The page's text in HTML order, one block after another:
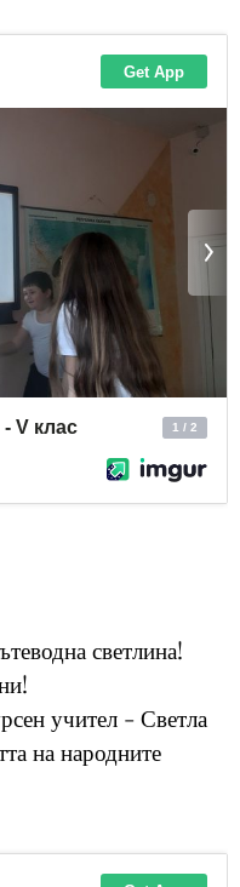
светлина!
учител - Светла
на народните